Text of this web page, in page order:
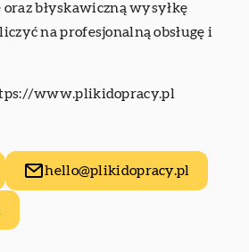
błyskawiczną wysyłkę
na profesjonalną obsługę i
www.plikidopracy.pl
hello@plikidopracy.pl